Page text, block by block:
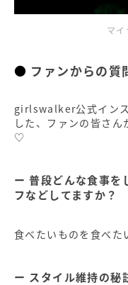
マ
ファンからの
girlswalker公式イン
した、ファンの皆さん
♡
普段どんな食事を
フなどしてますか？
食べたいものを食べた
スタイル維持の秘